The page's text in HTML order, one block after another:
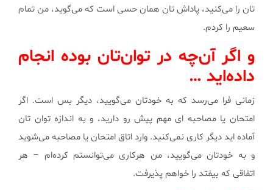
تان را می‌كنید، پاداش تان همان حسی است كه می‌گوید، من تمام
سعیم را كردم.
و اگر آن‌چه در توان‌تان بوده انجام
داده‌اید …
زمانی فرا می‌رسد كه به خودتان می‌گویید، دیگر بس است. اگر
امتحان یا مصاحبه ای مهم پیش رو دارید، و به اندازه توان تان
آماده اید دیگر كاری نمی‌كنید. وارد اتاق امتحان یا مصاحبه می‌شوید
و به خودتان می‌گویید، من هركاری می‌توانستم كرده‌ام – هر
اتفاقی كه بیفتد را خواهم پذیرفت.